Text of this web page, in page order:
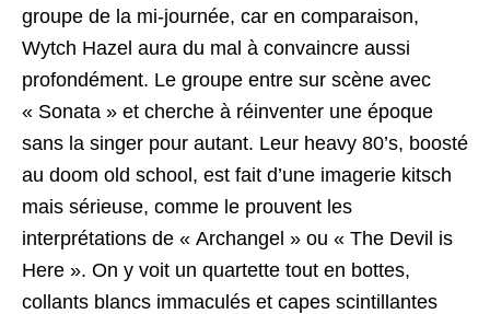
groupe de la mi-journée, car en comparaison,
Wytch Hazel aura du mal à convaincre aussi
profondément. Le groupe entre sur scène avec
« Sonata » et cherche à réinventer une époque
sans la singer pour autant. Leur heavy 80’s, boosté
au doom old school, est fait d’une imagerie kitsch
mais sérieuse, comme le prouvent les
interprétations de « Archangel » ou « The Devil is
Here ». On y voit un quartette tout en bottes,
collants blancs immaculés et capes scintillantes